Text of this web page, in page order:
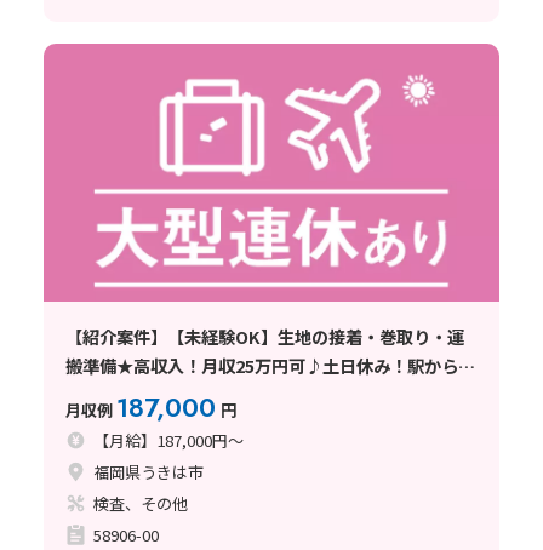
【紹介案件】【未経験OK】生地の接着・巻取り・運
搬準備★高収入！月収25万円可♪土日休み！駅から徒
歩圏内◎
月収例 187,000 円
【月給】187,000円～
福岡県うきは市
検査、その他
58906-00